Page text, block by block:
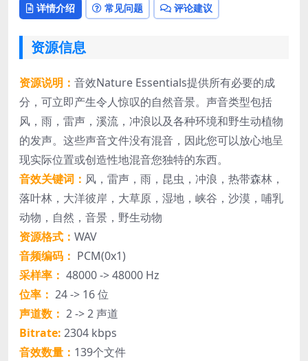
详情介绍 常见问题 评论建议
资源信息
资源说明： 音效Nature Essentials提供所有必要的成
分，可立即产生令人惊叹的自然音景。声音类型包括
风，雨，雷声，溪流，冲浪以及各种环境和野生动植物
的发声。这些声音文件没有混音，因此您可以放心地呈
现实际位置或创造性地混音您独特的东西。
音效关键词： 风，雷声，雨，昆虫，冲浪，热带森林，
落叶林，大洋彼岸，大草原，湿地，峡谷，沙漠，哺乳
动物，自然，音景，野生动物
资源格式： WAV
音频编码： PCM(0x1)
采样率： 48000 -> 48000 Hz
位率： 24 -> 16 位
声道数： 2 -> 2 声道
Bitrate: 2304 kbps
音效数量： 139个文件